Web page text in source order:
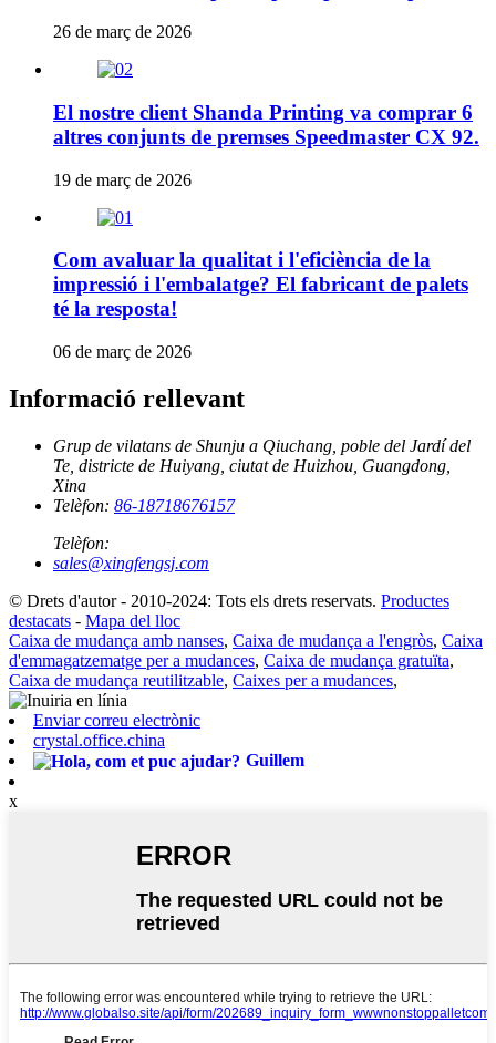
26 de març de 2026
El nostre client Shanda Printing va comprar 6
altres conjunts de premses Speedmaster CX 92.
19 de març de 2026
Com avaluar la qualitat i l'eficiència de la
impressió i l'embalatge? El fabricant de palets
té la resposta!
06 de març de 2026
Informació rellevant
Grup de vilatans de Shunju a Qiuchang, poble del Jardí del
Te, districte de Huiyang, ciutat de Huizhou, Guangdong,
Xina
Telèfon: 86-18718676157
Telèfon:
sales@xingfengsj.com
© Drets d'autor - 2010-2024: Tots els drets reservats. Productes
destacats - Mapa del lloc
Caixa de mudança amb nanses, Caixa de mudança a l'engròs, Caixa
d'emmagatzematge per a mudances, Caixa de mudança gratuïta,
Caixa de mudança reutilitzable, Caixes per a mudances,
Enviar correu electrònic
crystal.office.china
Guillem
x